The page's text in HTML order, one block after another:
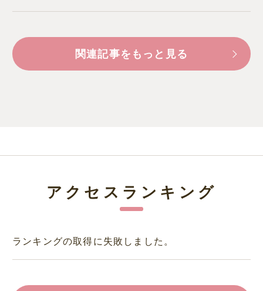
関連記事をもっと見る
アクセスランキング
ランキングの取得に失敗しました。